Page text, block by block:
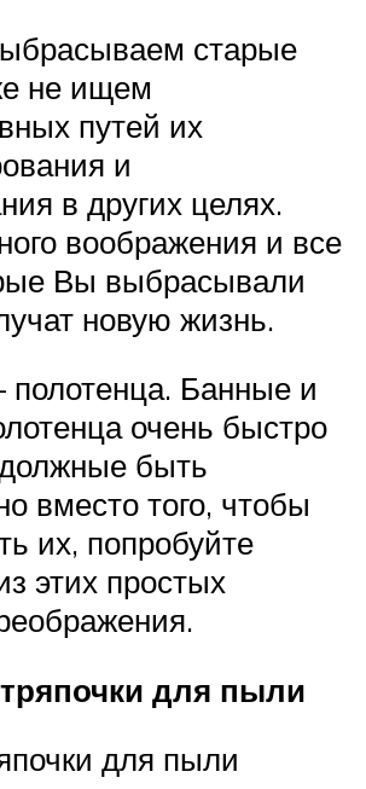
старые
не ищем
путей их
и
в других целях.
воображения и все
Вы выбрасывали
новую жизнь.
полотенца. Банные и
очень быстро
быть
вместо того, чтобы
их, попробуйте
этих простых
для пыли
для пыли